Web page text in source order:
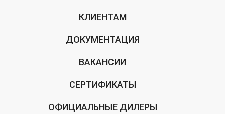
КЛИЕНТАМ
ДОКУМЕНТАЦИЯ
ВАКАНСИИ
СЕРТИФИКАТЫ
ОФИЦИАЛЬНЫЕ ДИЛЕРЫ